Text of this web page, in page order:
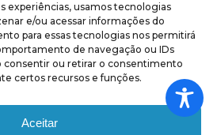
experiências, usamos tecnologias
e/ou acessar informações do
para essas tecnologias nos permitirá
de navegação ou IDs
consentir ou retirar o consentimento
certos recursos e funções.
Aceitar